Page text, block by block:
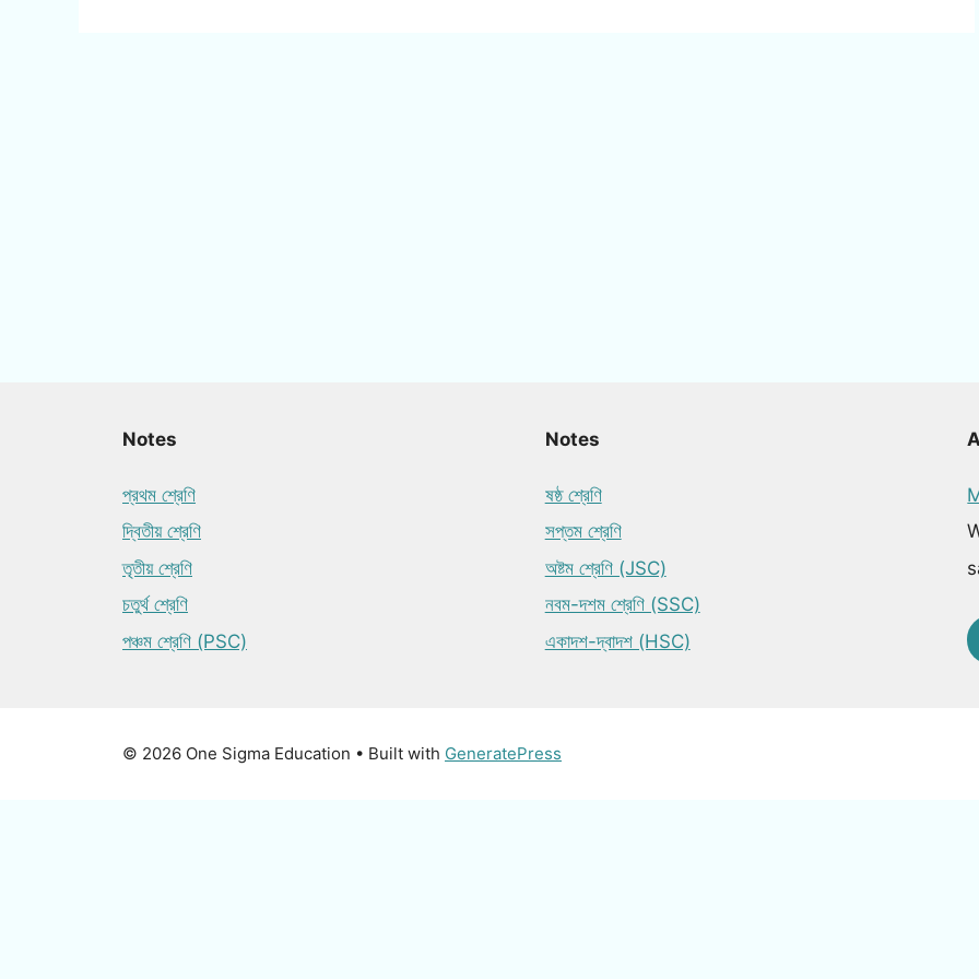
Notes
প্রথম শ্রেণি
দ্বিতীয় শ্রেণি
তৃতীয় শ্রেণি
চতুর্থ শ্রেণি
পঞ্চম শ্রেণি (PSC)
Notes
ষষ্ঠ শ্রেণি
সপ্তম শ্রেণি
অষ্টম শ্রেণি (JSC)
নবম-দশম শ্রেণি (SSC)
একাদশ-দ্বাদশ (HSC)
© 2026 One Sigma Education • Built with GeneratePress